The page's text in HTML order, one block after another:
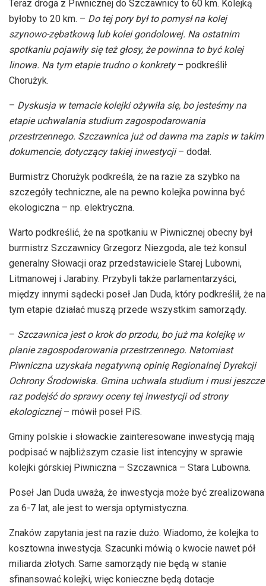
Teraz droga z Piwnicznej do Szczawnicy to 60 km. Kolejką
byłoby to 20 km. – Do tej pory był to pomysł na kolej
szynowo-zębatkową lub kolei gondolowej. Na ostatnim
spotkaniu pojawiły się też głosy, że powinna to być kolej
linowa. Na tym etapie trudno o konkrety– podkreślił
Chorużyk.
– Dyskusja w temacie kolejki ożywiła się, bo jesteśmy na
etapie uchwalania studium zagospodarowania
przestrzennego. Szczawnica już od dawna ma zapis w takim
dokumencie, dotyczący takiej inwestycji– dodał.
Burmistrz Chorużyk podkreśla, że na razie za szybko na
szczegóły techniczne, ale na pewno kolejka powinna być
ekologiczna – np. elektryczna.
Warto podkreślić, że na spotkaniu w Piwnicznej obecny był
burmistrz Szczawnicy Grzegorz Niezgoda, ale też konsul
generalny Słowacji oraz przedstawiciele Starej Lubowni,
Litmanowej i Jarabiny. Przybyli także parlamentarzyści,
między innymi sądecki poseł Jan Duda, który podkreślił, że na
tym etapie działać muszą przede wszystkim samorządy.
– Szczawnica jest o krok do przodu, bo już ma kolejkę w
planie zagospodarowania przestrzennego. Natomiast
Piwniczna uzyskała negatywną opinię Regionalnej Dyrekcji
Ochrony Środowiska. Gmina uchwala studium i musi jeszcze
raz podejść do sprawy oceny tej inwestycji od strony
ekologicznej– mówił poseł PiS.
Gminy polskie i słowackie zainteresowane inwestycją mają
podpisać w najbliższym czasie list intencyjny w sprawie
kolejki górskiej Piwniczna – Szczawnica – Stara Lubowna.
Poseł Jan Duda uważa, że inwestycja może być zrealizowana
za 6-7 lat, ale jest to wersja optymistyczna.
Znaków zapytania jest na razie dużo. Wiadomo, że kolejka to
kosztowna inwestycja. Szacunki mówią o kwocie nawet pół
miliarda złotych. Same samorządy nie będą w stanie
sfinansować kolejki, więc konieczne będą dotacje